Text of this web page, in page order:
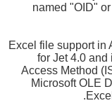
named "OID"
Excel file support in
for Jet 4.0 and
Access Method
Microsoft OLE